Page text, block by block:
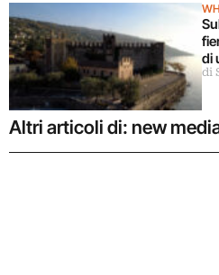
di
di
Altri articoli di: new